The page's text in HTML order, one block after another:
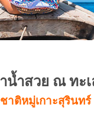
น้ำสวย ณ ทะ
าติหมู่เกาะสุรินทร์